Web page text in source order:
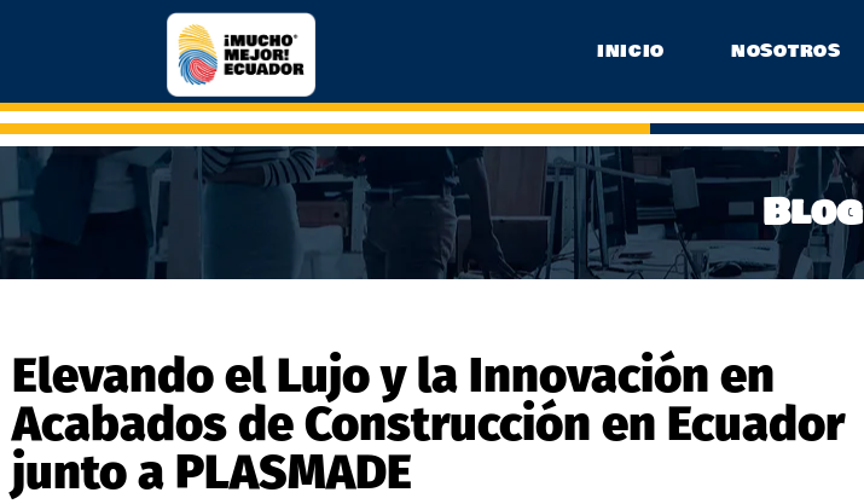
INICIO NOSOTROS
Blog
​​Elevando el Lujo y la Innovación en
Acabados de Construcción en Ecuador
junto a PLASMADE